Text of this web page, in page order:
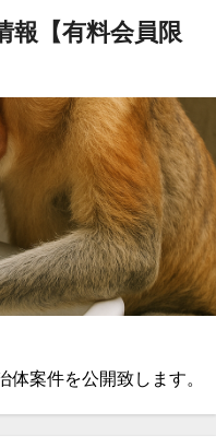
報【有料会員限
案件を公開致します。